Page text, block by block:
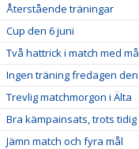
Återstående träningar
Cup den 6 juni
Två hattrick i match med
Ingen träning fredagen den
Trevlig matchmorgon i Älta
Bra kämpainsats, trots tidig
Jämn match och fyra mål